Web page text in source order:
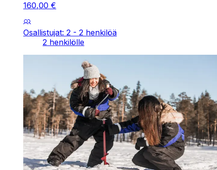
160,00 €
Osallistujat: 2 - 2 henkilöä
2 henkilölle